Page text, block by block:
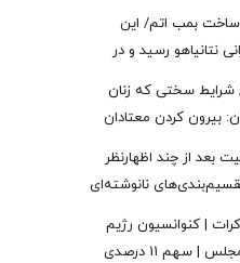
جنگاوری است یا عرصه
ساخت بمب اتم/ این
نتانیاهو رسید و در
شرایط سختی که زنان
رو دارند/ صفاتیان: بیرون کردن معتادان
بعد از چند اظهارنظر
نانوشته‌ای
| کنوانسیون رژیم
حقوقی دریای خزر در انتظار تصویب مجلس | سهم 11 درصدی